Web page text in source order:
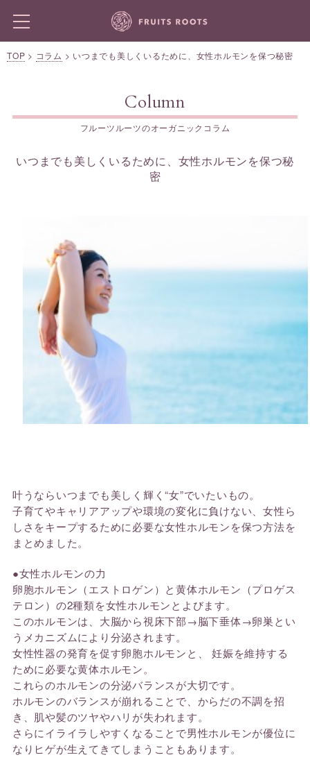
TOP > コラム > いつまでも美しくいるために、女性ホルモンを保つ秘密
Column
フルーツルーツのオーガニックコラム
いつまでも美しくいるために、女性ホルモンを保つ秘
密
叶うならいつまでも美しく輝く“女”でいたいもの。
子育てやキャリアアップや環境の変化に負けない、女性ら
しさをキープするために必要な女性ホルモンを保つ方法を
まとめました。
●女性ホルモンの力
卵胞ホルモン（エストロゲン）と黄体ホルモン（プロゲス
テロン）の2種類を女性ホルモンとよびます。
このホルモンは、大脳から視床下部→脳下垂体→卵巣とい
うメカニズムにより分泌されます。
女性性器の発育を促す卵胞ホルモンと、 妊娠を維持する
ために必要な黄体ホルモン。
これらのホルモンの分泌バランスが大切です。
ホルモンのバランスが崩れることで、からだの不調を招
き、肌や髪のツヤやハリが失われます。
さらにイライラしやすくなることで男性ホルモンが優位に
なりヒゲが生えてきてしまうこともあります。